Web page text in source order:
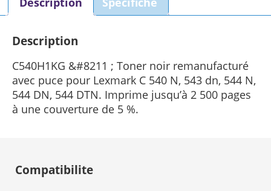
Description
C540H1KG &#8211 ; Toner noir remanufacturé
avec puce pour Lexmark C 540 N, 543 dn, 544 N,
544 DN, 544 DTN. Imprime jusqu’à 2 500 pages
à une couverture de 5 %.
Compatibilite